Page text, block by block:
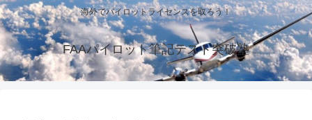
海外でパイロットライセンスを取ろう！
FAAパイロット筆記テスト突破塾